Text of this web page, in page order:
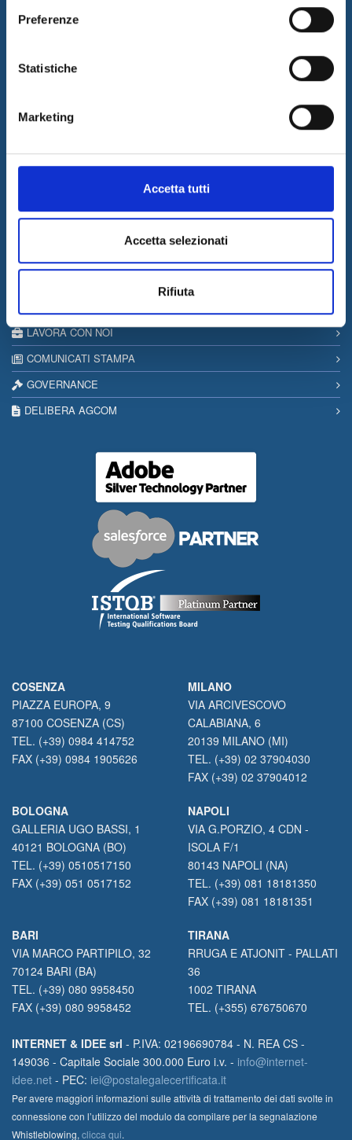
Preferenze
Statistiche
Marketing
Accetta tutti
Accetta selezionati
Rifiuta
Ultime News
Internet & Idee è Main Sponsor di ECML PKDD 2026
Ore
LAVORA CON NOI
COMUNICATI STAMPA
GOVERNANCE
DELIBERA AGCOM
COSENZA
PIAZZA EUROPA, 9
87100 COSENZA (CS)
TEL. (+39) 0984 414752
FAX (+39) 0984 1905626
MILANO
VIA ARCIVESCOVO
CALABIANA, 6
20139 MILANO (MI)
TEL. (+39) 02 37904030
FAX (+39) 02 37904012
BOLOGNA
GALLERIA UGO BASSI, 1
40121 BOLOGNA (BO)
TEL. (+39) 0510517150
FAX (+39) 051 0517152
NAPOLI
VIA G.PORZIO, 4 CDN -
ISOLA F/1
80143 NAPOLI (NA)
TEL. (+39) 081 18181350
FAX (+39) 081 18181351
BARI
VIA MARCO PARTIPILO, 32
70124 BARI (BA)
TEL. (+39) 080 9958450
FAX (+39) 080 9958452
TIRANA
RRUGA E ATJONIT - PALLATI
36
1002 TIRANA
TEL. (+355) 676750670
INTERNET & IDEE srl - P.IVA: 02196690784 - N. REA CS -
149036 - Capitale Sociale 300.000 Euro i.v. - info@internet-
idee.net - PEC: iei@postalegalecertificata.it
Per avere maggiori informazioni sulle attività di trattamento dei dati svolte in
connessione con l’utilizzo del modulo da compilare per la segnalazione
Whistleblowing, clicca qui.